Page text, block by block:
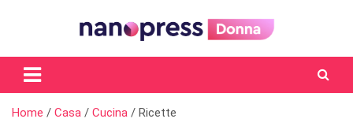
Il magazine femminile di Nanopress.it
Home Casa Cucina Ricette